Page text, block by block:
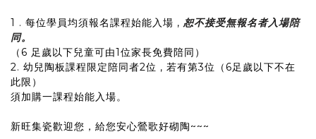
1 . 每位學員均須報名課程始能入場 , 恕不接受無報名者入場陪
同。
（6 足歲以下兒童可由1位家長免費陪同）
2. 幼兒陶板課程限定陪同者2位 , 若有第3位（6足歲以下不在
此限）
須加購一課程始能入場。
新旺集瓷歡迎您，給您安心鶯歌好砌陶~~~